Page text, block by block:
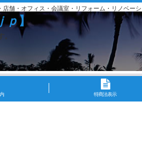
舗・オフィス・会議室・リフォーム・リノベー
ｐ】
特商法表示